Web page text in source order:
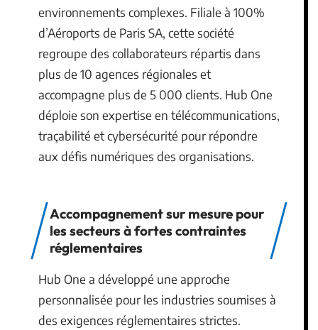
environnements complexes. Filiale à 100%
d’Aéroports de Paris SA, cette société
regroupe des collaborateurs répartis dans
plus de 10 agences régionales et
accompagne plus de 5 000 clients. Hub One
déploie son expertise en télécommunications,
traçabilité et cybersécurité pour répondre
aux défis numériques des organisations.
Accompagnement sur mesure pour
les secteurs à fortes contraintes
réglementaires
Hub One a développé une approche
personnalisée pour les industries soumises à
des exigences réglementaires strictes.